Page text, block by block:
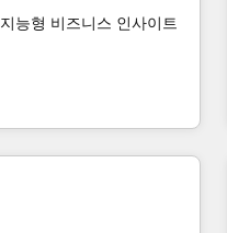
능형 비즈니스 인사이트